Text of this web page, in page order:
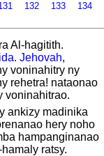
132 133 134
Al-hagitith.
. Jehovah,
voninahitry ny
rehetra! nataonao
voninahitrao.
ankizy madinika
hery noho
hampanginanao
ratsy.